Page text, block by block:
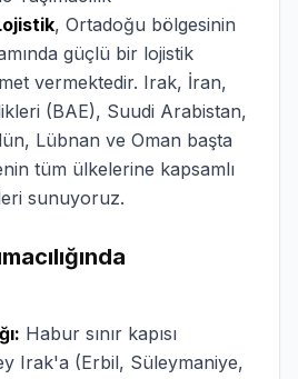
, Ortadoğu bölgesinin
güçlü bir lojistik
vermektedir. Irak, İran,
(BAE), Suudi Arabistan,
Lübnan ve Oman başta
tüm ülkelerine kapsamlı
sunuyoruz.
Habur sınır kapısı
Irak'a (Erbil, Süleymaniye,